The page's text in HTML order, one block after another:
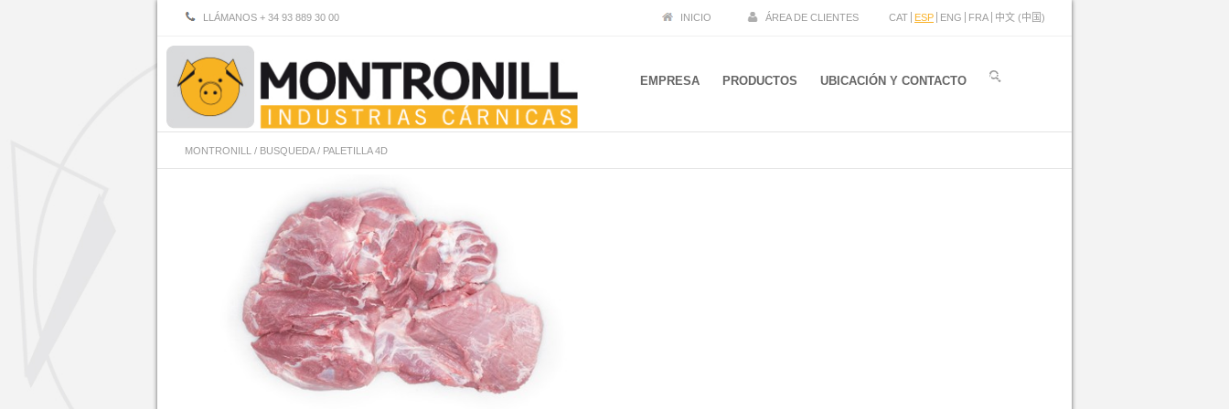
LLÁMANOS + 34 93 889 30 00 INICIO ÁREA DE CLIENTES CAT ESP ENG FRA 中文 (中国)
EMPRESA PRODUCTOS UBICACIÓN Y CONTACTO
MONTRONILL / BUSQUEDA/ PALETILLA 4D